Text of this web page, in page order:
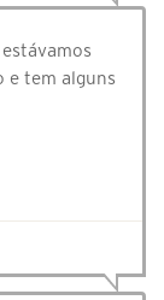
e tem alguns